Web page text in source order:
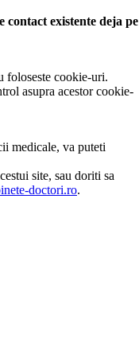
contact existente deja pe
foloseste cookie-uri.
asupra acestor cookie-
medicale, va puteti
site, sau doriti sa
doctori.ro.